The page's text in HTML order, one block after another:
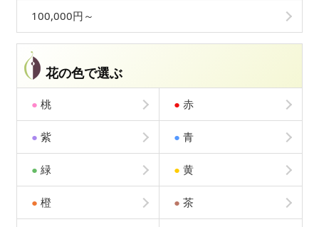
100,000円～
花の色で選ぶ
● 桃 ● 赤
● 紫 ● 青
● 緑 ● 黄
● 橙 ● 茶